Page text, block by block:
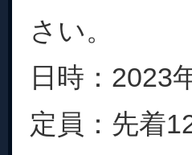
さい。
日時：2023
定員：先着